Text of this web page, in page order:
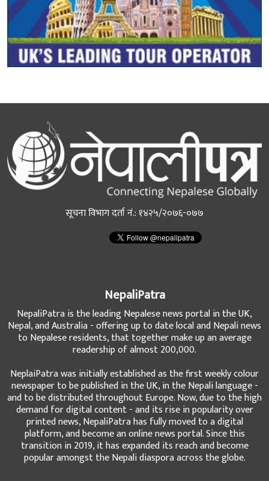
सूचना विभाग दर्ता नं.: १४२५/२०७६-०७७
NepaliPatra
NepaliPatra is the leading Nepalese news portal in the UK,
Nepal, and Australia - offering up to date local and Nepali news
to Nepalese residents, that together make up an average
readership of almost 200,000.
NeplaiPatra was initially established as the first weekly colour
newspaper to be published in the UK, in the Nepali language -
and to be distributed throughout Europe. Now, due to the high
demand for digital content - and its rise in popularity over
printed news, NepaliPatra has fully moved to a digital
platform, and become an online news portal. Since this
transition in 2019, it has expanded its reach and become
popular amongst the Nepali diaspora across the globe.